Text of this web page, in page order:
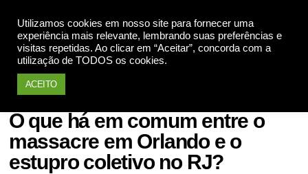
Utilizamos cookies em nosso site para fornecer uma
experiência mais relevante, lembrando suas preferências e
visitas repetidas. Ao clicar em “Aceitar”, concorda com a
utilização de TODOS os cookies.
ACEITO
Contra o Preconceito
O que há em comum entre o
massacre em Orlando e o
estupro coletivo no RJ?